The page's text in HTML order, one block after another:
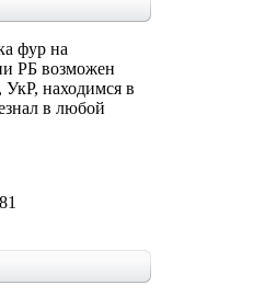
фур на
РБ возможен
находимся в
в любой